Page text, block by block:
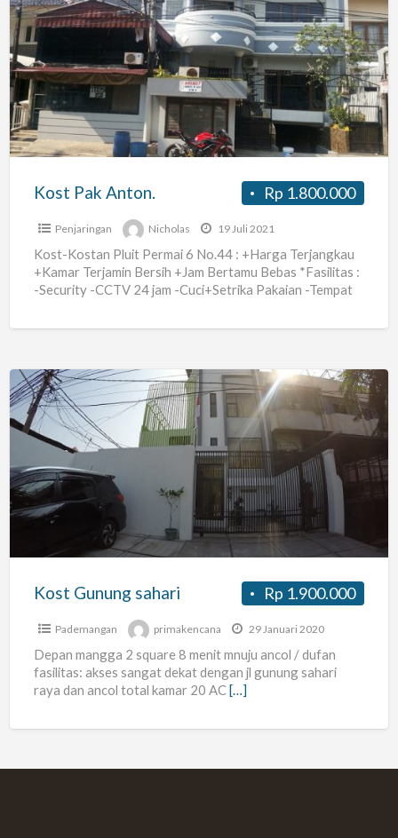
Kost
Pak
Anton.
Rp 1.800.000
Kost Pak Anton.
Penjaringan Nicholas 19 Juli 2021
Kost-Kostan Pluit Permai 6 No.44 : +Harga Terjangkau
+Kamar Terjamin Bersih +Jam Bertamu Bebas *Fasilitas :
-Security -CCTV 24 jam -Cuci+Setrika Pakaian -Tempat
Kost
Gunung
Rp 1.900.000
Kost Gunung sahari
Pademangan primakencana 29 Januari 2020
Depan mangga 2 square 8 menit mnuju ancol / dufan
fasilitas: akses sangat dekat dengan jl gunung sahari
raya dan ancol total kamar 20 AC[…]